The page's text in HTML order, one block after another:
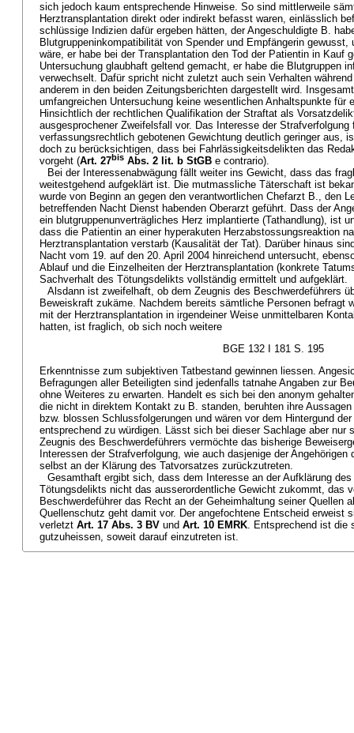
sich jedoch kaum entsprechende Hinweise. So sind mittlerweile
Herztransplantation direkt oder indirekt befasst waren, einlässlich
schlüssige Indizien dafür ergeben hätten, der Angeschuldigte B.
Blutgruppeninkompatibilität von Spender und Empfängerin
wäre, er habe bei der Transplantation den Tod der Patientin in Kauf
Untersuchung glaubhaft geltend gemacht, er habe die Blutgruppen
verwechselt. Dafür spricht nicht zuletzt auch sein Verhalten
anderem in den beiden Zeitungsberichten dargestellt wird.
umfangreichen Untersuchung keine wesentlichen Anhaltspunkte für
Hinsichtlich der rechtlichen Qualifikation der Straftat als
ausgesprochener Zweifelsfall vor. Das Interesse der Strafverfolgung
verfassungsrechtlich gebotenen Gewichtung deutlich geringer aus,
doch zu berücksichtigen, dass bei Fahrlässigkeitsdelikten das
vorgeht (Art. 27bis Abs. 2 lit. b StGB e contrario).
Bei der Interessenabwägung fällt weiter ins Gewicht, dass das
weitestgehend aufgeklärt ist. Die mutmassliche Täterschaft ist
wurde von Beginn an gegen den verantwortlichen Chefarzt B., den
betreffenden Nacht Dienst habenden Oberarzt geführt. Dass der
ein blutgruppenunverträgliches Herz implantierte (Tathandlung), ist
dass die Patientin an einer hyperakuten Herzabstossungsreaktion
Herztransplantation verstarb (Kausalität der Tat). Darüber hinaus
Nacht vom 19. auf den 20. April 2004 hinreichend untersucht,
Ablauf und die Einzelheiten der Herztransplantation (konkrete
Sachverhalt des Tötungsdelikts vollständig ermittelt und aufgeklärt.
Alsdann ist zweifelhaft, ob dem Zeugnis des Beschwerdeführers
Beweiskraft zukäme. Nachdem bereits sämtliche Personen befragt
mit der Herztransplantation in irgendeiner Weise unmittelbaren
hatten, ist fraglich, ob sich noch weitere
BGE 132 I 181 S. 195
Erkenntnisse zum subjektiven Tatbestand gewinnen liessen.
Befragungen aller Beteiligten sind jedenfalls tatnahe Angaben zur
ohne Weiteres zu erwarten. Handelt es sich bei den anonym
die nicht in direktem Kontakt zu B. standen, beruhten ihre
bzw. blossen Schlussfolgerungen und wären vor dem Hintergund
entsprechend zu würdigen. Lässt sich bei dieser Sachlage aber nur
Zeugnis des Beschwerdeführers vermöchte das bisherige
Interessen der Strafverfolgung, wie auch dasjenige der
selbst an der Klärung des Tatvorsatzes zurückzutreten.
Gesamthaft ergibt sich, dass dem Interesse an der Aufklärung
Tötungsdelikts nicht das ausserordentliche Gewicht zukommt, das
Beschwerdeführer das Recht an der Geheimhaltung seiner Quellen
Quellenschutz geht damit vor. Der angefochtene Entscheid erweist
verletzt Art. 17 Abs. 3 BV und Art. 10 EMRK. Entsprechend ist die
gutzuheissen, soweit darauf einzutreten ist.